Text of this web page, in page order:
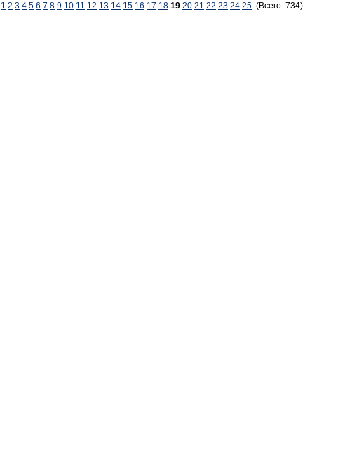
1 2 3 4 5 6 7 8 9 10 11 12 13 14 15 16 17 18 19 20 21 22 23 24 25 (Всего: 734)